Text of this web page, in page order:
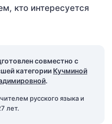
кто интересуется
совместно с
категории Кучминой
.
русского языка и
лет.